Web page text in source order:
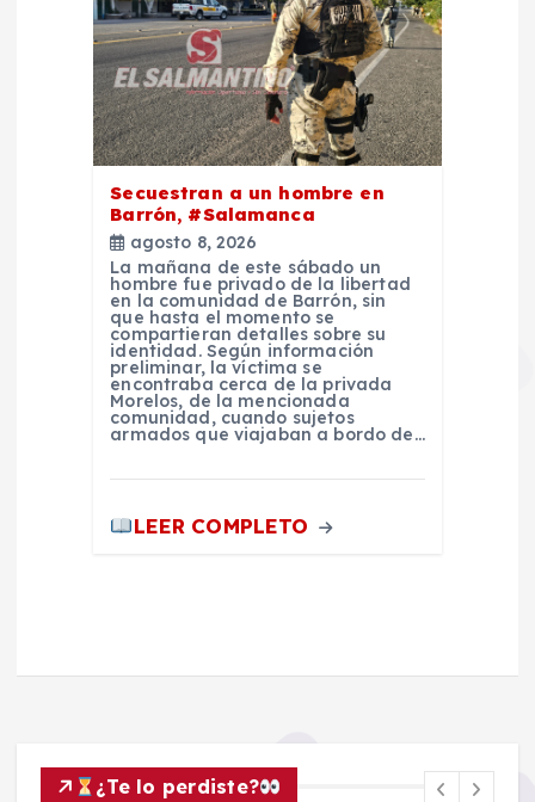
Secuestran a un hombre en
Barrón, #Salamanca
agosto 8, 2026
La mañana de este sábado un
hombre fue privado de la libertad
en la comunidad de Barrón, sin
que hasta el momento se
compartieran detalles sobre su
identidad. Según información
preliminar, la víctima se
encontraba cerca de la privada
Morelos, de la mencionada
comunidad, cuando sujetos
armados que viajaban a bordo de…
LEER COMPLETO
¿Te lo perdiste?